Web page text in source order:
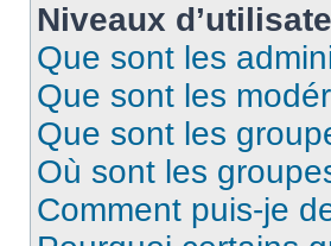
Niveaux
Que sont les
Que sont les
Que sont les
Où sont les
Comment puis-je